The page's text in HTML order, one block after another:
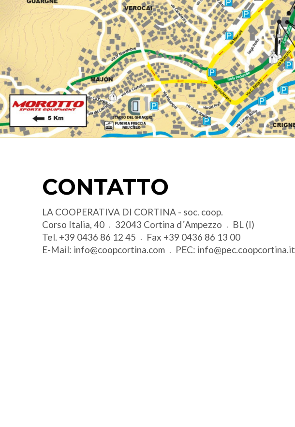
CONTATTO
LA COOPERATIVA DI CORTINA - soc. coop.
Corso Italia, 40
32043 Cortina d´Ampezzo
BL (I)
Tel. +39 0436 86 12 45 Fax +39 0436 86 13 00
E-Mail: info@coopcortina.com PEC: info@pec.coopcortina.it